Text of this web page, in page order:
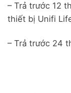
– Trả trước 12
thiết bị Unifi
– Trả trước 24